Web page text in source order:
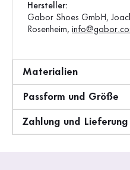
Hersteller:
Gabor Shoes GmbH,
Rosenheim,
Materialien
Passform und Größe
Zahlung und Lieferung